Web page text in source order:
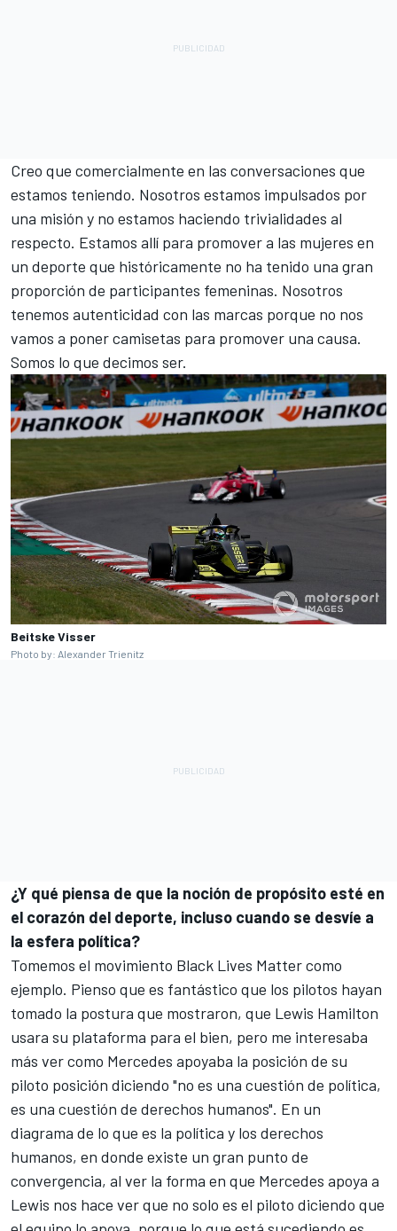
Creo que comercialmente en las conversaciones que
estamos teniendo. Nosotros estamos impulsados por
una misión y no estamos haciendo trivialidades al
respecto. Estamos allí para promover a las mujeres en
un deporte que históricamente no ha tenido una gran
proporción de participantes femeninas. Nosotros
tenemos autenticidad con las marcas porque no nos
vamos a poner camisetas para promover una causa.
Somos lo que decimos ser.
Beitske Visser
Photo by: Alexander Trienitz
¿Y qué piensa de que la noción de propósito esté en
el corazón del deporte, incluso cuando se desvíe a
la esfera política?
Tomemos el movimiento Black Lives Matter como
ejemplo. Pienso que es fantástico que los pilotos hayan
tomado la postura que mostraron, que Lewis Hamilton
usara su plataforma para el bien, pero me interesaba
más ver como Mercedes apoyaba la posición de su
piloto posición diciendo "no es una cuestión de política,
es una cuestión de derechos humanos". En un
diagrama de lo que es la política y los derechos
humanos, en donde existe un gran punto de
convergencia, al ver la forma en que Mercedes apoya a
Lewis nos hace ver que no solo es el piloto diciendo que